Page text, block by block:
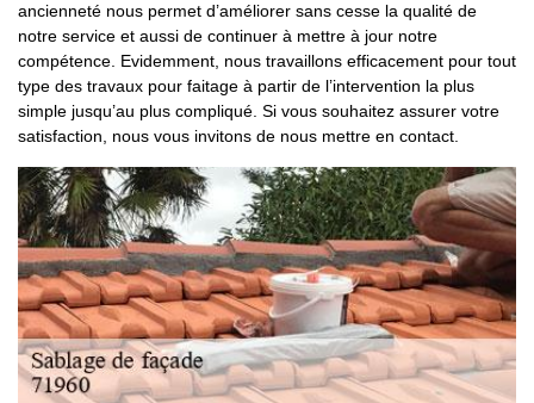
ancienneté nous permet d’améliorer sans cesse la qualité de
notre service et aussi de continuer à mettre à jour notre
compétence. Evidemment, nous travaillons efficacement pour tout
type des travaux pour faitage à partir de l’intervention la plus
simple jusqu’au plus compliqué. Si vous souhaitez assurer votre
satisfaction, nous vous invitons de nous mettre en contact.